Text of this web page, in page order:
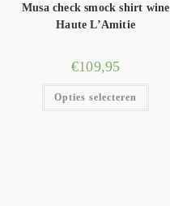
Musa check smock shirt wine
Haute L’Amitie
€109,95
Opties selecteren